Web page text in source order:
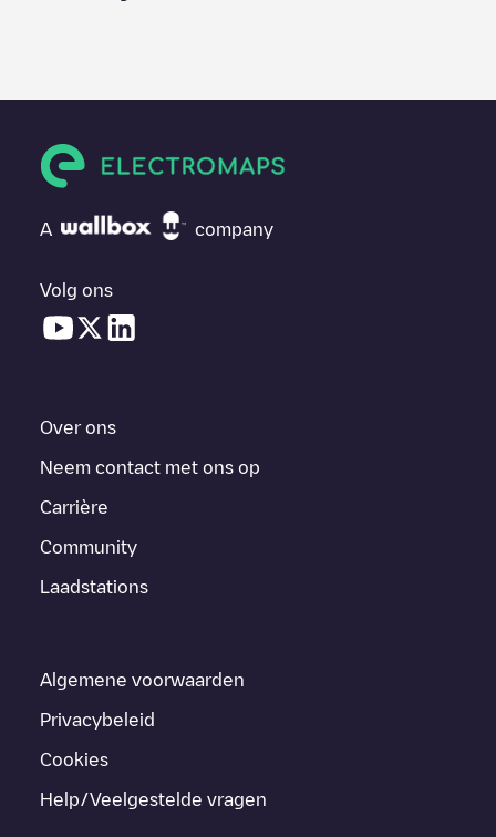
A company
Volg ons
Over ons
Neem contact met ons op
Carrière
Community
Laadstations
Algemene voorwaarden
Privacybeleid
Cookies
Help/Veelgestelde vragen